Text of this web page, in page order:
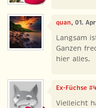
quan, 01.
Langsam
Ganzen
hier alles.
Ex-Füchse
Vielleicht